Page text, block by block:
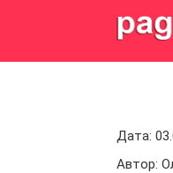
Дата:
Автор: